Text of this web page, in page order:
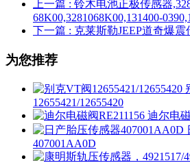
上一篇 : 铃木电池正极传感器
68K00,3281068K00,131400-
下一篇 : 克莱斯勒JEEP道奇爆震
为您推荐
12655421/12655420
迪尔电
407001AA0D